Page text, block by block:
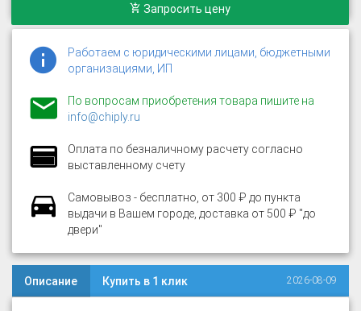
Запросить цену
Работаем с юридическими лицами, бюджетными
организациями, ИП
По вопросам приобретения товара пишите на
info@chiply.ru
Оплата по безналичному расчету согласно
выставленному счету
Самовывоз - бесплатно, от 300 ₽ до пункта
выдачи в Вашем городе, доставка от 500 ₽ "до
двери"
Описание Купить в 1 клик 2026-08-09